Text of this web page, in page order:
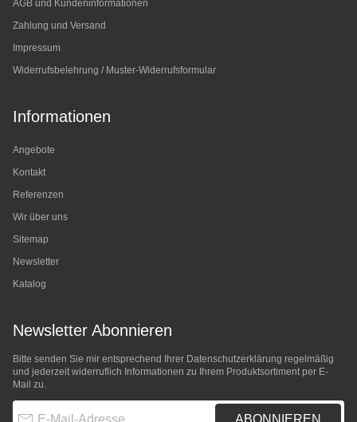
AGB und Kundeninformationen
Zahlung und Versand
Impressum
Widerrufsbelehrung / Muster-Widerrufsformular
Informationen
Angebote
Kontakt
Referenzen
Wir über uns
Sitemap
Newsletter
Katalog
Newsletter Abonnieren
Bitte senden Sie mir entsprechend Ihrer Datenschutzerklärung regelmäßig
und jederzeit widerruflich Informationen zu Ihrem Produktsortiment per E-
Mail zu.
ABONNIEREN